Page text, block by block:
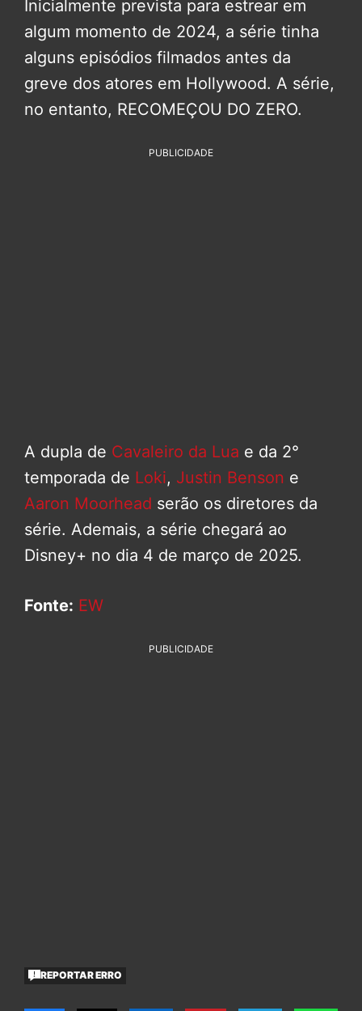
Inicialmente prevista para estrear em
algum momento de 2024, a série tinha
alguns episódios filmados antes da
greve dos atores em Hollywood. A série,
no entanto, RECOMEÇOU DO ZERO.
PUBLICIDADE
A dupla de Cavaleiro da Lua e da 2°
temporada de Loki, Justin Benson e
Aaron Moorhead serão os diretores da
série. Ademais, a série chegará ao
Disney+ no dia 4 de março de 2025.
Fonte: EW
PUBLICIDADE
REPORTAR ERRO